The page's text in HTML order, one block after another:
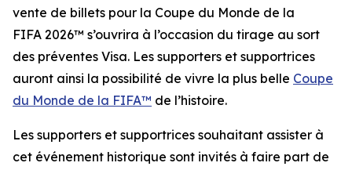
vente de billets pour la Coupe du Monde de la
FIFA 2026™ s’ouvrira à l’occasion du tirage au sort
des préventes Visa. Les supporters et supportrices
auront ainsi la possibilité de vivre la plus belle Coupe
du Monde de la FIFA™ de l’histoire.
Les supporters et supportrices souhaitant assister à
cet événement historique sont invités à faire part de